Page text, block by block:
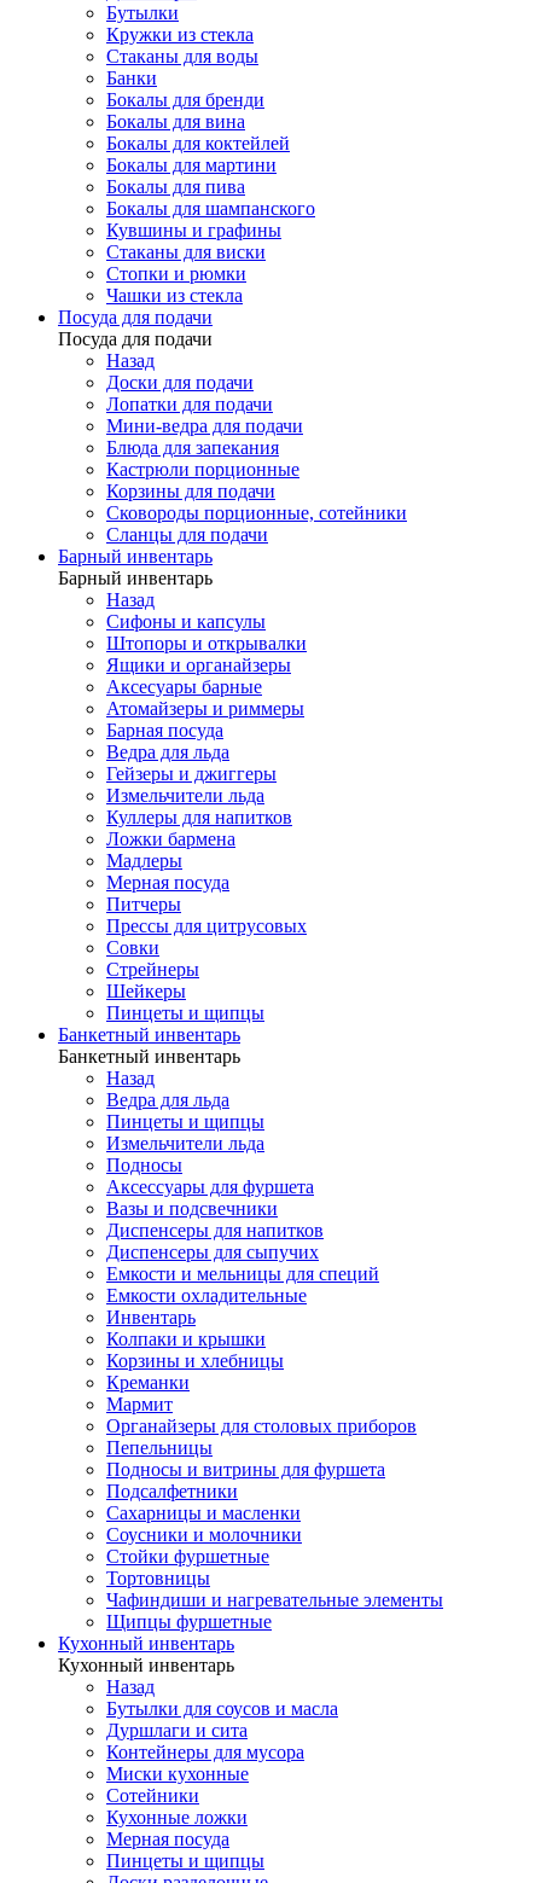
Бутылки
Кружки из стекла
Стаканы для воды
Банки
Бокалы для бренди
Бокалы для вина
Бокалы для коктейлей
Бокалы для мартини
Бокалы для пива
Бокалы для шампанского
Кувшины и графины
Стаканы для виски
Стопки и рюмки
Чашки из стекла
Посуда для подачи
Посуда для подачи
Назад
Доски для подачи
Лопатки для подачи
Мини-ведра для подачи
Блюда для запекания
Кастрюли порционные
Корзины для подачи
Сковороды порционные, сотейники
Сланцы для подачи
Барный инвентарь
Барный инвентарь
Назад
Сифоны и капсулы
Штопоры и открывалки
Ящики и органайзеры
Аксесуары барные
Атомайзеры и риммеры
Барная посуда
Ведра для льда
Гейзеры и джиггеры
Измельчители льда
Куллеры для напитков
Ложки бармена
Мадлеры
Мерная посуда
Питчеры
Прессы для цитрусовых
Совки
Стрейнеры
Шейкеры
Пинцеты и щипцы
Банкетный инвентарь
Банкетный инвентарь
Назад
Ведра для льда
Пинцеты и щипцы
Измельчители льда
Подносы
Аксессуары для фуршета
Вазы и подсвечники
Диспенсеры для напитков
Диспенсеры для сыпучих
Емкости и мельницы для специй
Емкости охладительные
Инвентарь
Колпаки и крышки
Корзины и хлебницы
Креманки
Мармит
Органайзеры для столовых приборов
Пепельницы
Подносы и витрины для фуршета
Подсалфетники
Сахарницы и масленки
Соусники и молочники
Стойки фуршетные
Тортовницы
Чафиндиши и нагревательные элементы
Щипцы фуршетные
Кухонный инвентарь
Кухонный инвентарь
Назад
Бутылки для соусов и масла
Дуршлаги и сита
Контейнеры для мусора
Миски кухонные
Сотейники
Кухонные ложки
Мерная посуда
Пинцеты и щипцы